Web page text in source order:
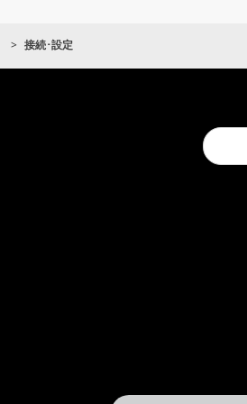
接続･設定
Conduct
a
search